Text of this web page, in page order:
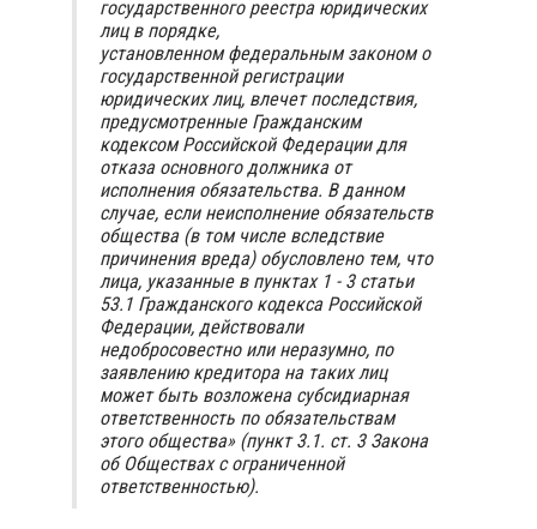
государственного реестра юридических
лиц в порядке,
установленном федеральным законом о
государственной регистрации
юридических лиц, влечет последствия,
предусмотренные Гражданским
кодексом Российской Федерации для
отказа основного должника от
исполнения обязательства. В данном
случае, если неисполнение обязательств
общества (в том числе вследствие
причинения вреда) обусловлено тем, что
лица, указанные в пунктах 1 - 3 статьи
53.1 Гражданского кодекса Российской
Федерации, действовали
недобросовестно или неразумно, по
заявлению кредитора на таких лиц
может быть возложена субсидиарная
ответственность по обязательствам
этого общества» (пункт 3.1. ст. 3 Закона
об Обществах с ограниченной
ответственностью).